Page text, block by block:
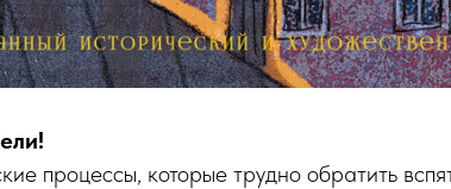
процессы, которые трудно обратить